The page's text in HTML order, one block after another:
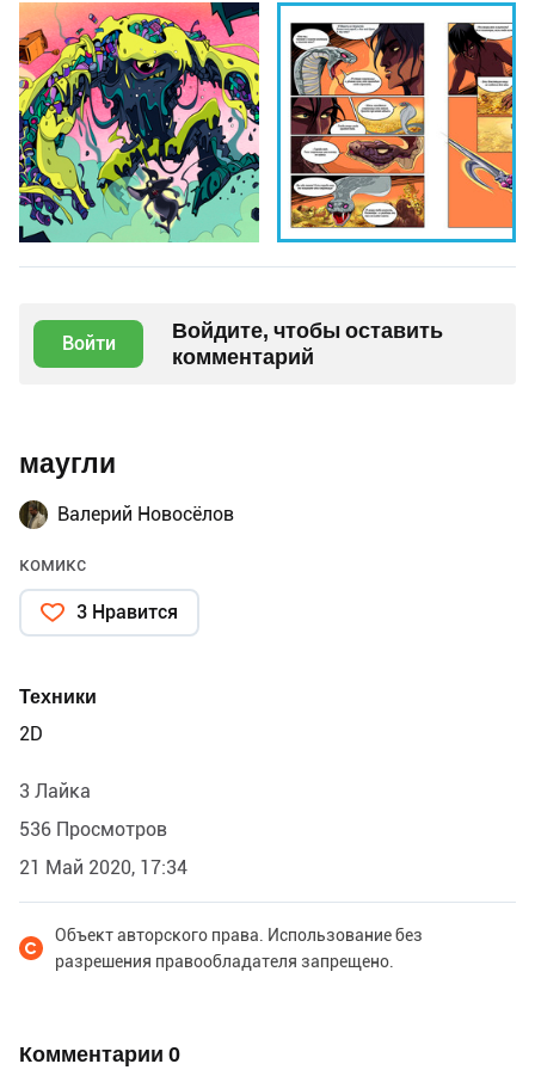
Войти
Войдите, чтобы оставить
комментарий
маугли
Валерий Новосёлов
комикс
3 Нравится
Техники
2D
3 Лайка
536 Просмотров
21 Май 2020, 17:34
Объект авторского права. Использование без
разрешения правообладателя запрещено.
Комментарии 0